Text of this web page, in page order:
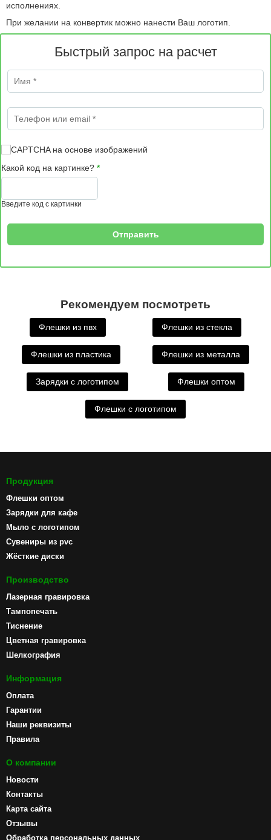
исполнениях.
При желании на конвертик можно нанести Ваш логотип.
Быстрый запрос на расчет
Имя
Телефон или email
Какой код на картинке? *
Введите код с картинки
Рекомендуем посмотреть
Флешки из пвх Флешки из стекла
Флешки из пластика Флешки из металла
Зарядки с логотипом Флешки оптом
Флешки с логотипом
Продукция
Флешки оптом
Зарядки для кафе
Мыло с логотипом
Сувениры из pvc
Жёсткие диски
Производство
Лазерная гравировка
Тампопечать
Тиснение
Цветная гравировка
Шелкография
Информация
Оплата
Гарантии
Наши реквизиты
Правила
О компании
Новости
Контакты
Карта сайта
Отзывы
Обработка персональных данных